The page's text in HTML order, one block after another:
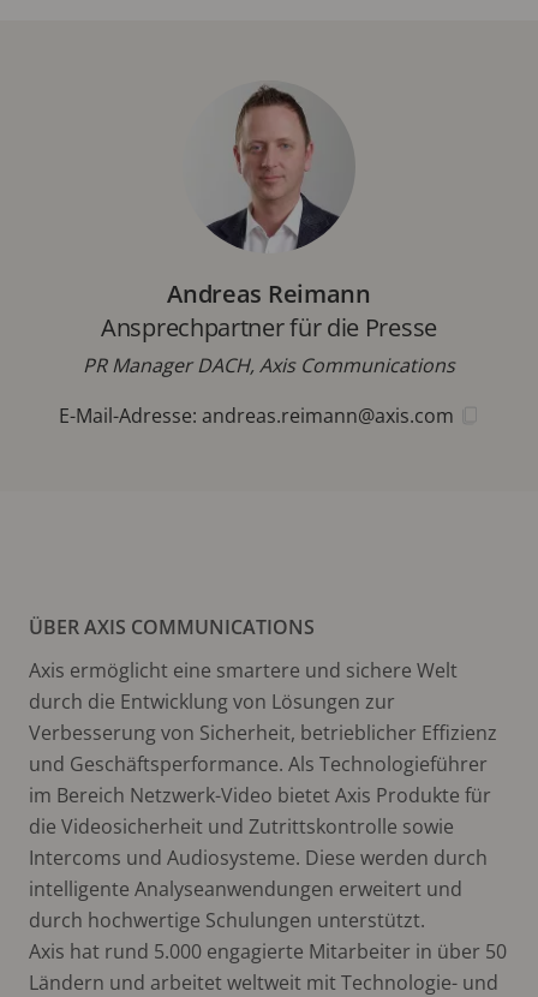
Andreas Reimann
Ansprechpartner für die Presse
PR Manager DACH, Axis Communications
E-Mail-Adresse: andreas.reimann@axis.com
ÜBER AXIS COMMUNICATIONS
Axis ermöglicht eine smartere und sichere Welt
durch die Entwicklung von Lösungen zur
Verbesserung von Sicherheit, betrieblicher Effizienz
und Geschäftsperformance. Als Technologieführer
im Bereich Netzwerk-Video bietet Axis Produkte für
die Videosicherheit und Zutrittskontrolle sowie
Intercoms und Audiosysteme. Diese werden durch
intelligente Analyseanwendungen erweitert und
durch hochwertige Schulungen unterstützt.
Axis hat rund 5.000 engagierte Mitarbeiter in über 50
Ländern und arbeitet weltweit mit Technologie- und